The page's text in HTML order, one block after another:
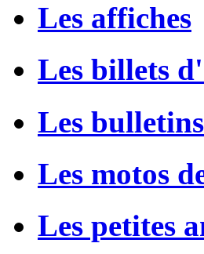
Les affiches
Les billets
Les
Les motos
Les petites